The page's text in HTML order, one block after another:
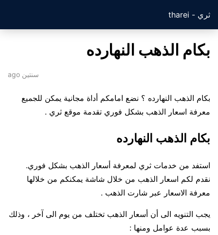
ثري - tharei
بكام الذهب النهارده
سنتين ago
بكام الذهب النهارده ؟ نضع امامكم أداة مجانية يمكن للجميع
معرفة اسعار الذهب بشكل فوري تقدمة موقع ثري .
بكام الذهب النهارده
استفد من خدمات ثري لمعرفة أسعار الذهب بشكل فوري.
نقدم لكم اسعار الذهب من خلال شاشة يمكنكم من خلالها
معرفة الاسعار عبر شارت الذهب .
يجب التنويه الى أن أسعار الذهب تختلف من يوم الى آخر ، وذلك
بسبب عدة عوامل ومنها :